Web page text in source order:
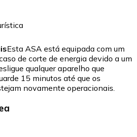
Esta ASA está equipada com um
de corte de energia devido a um
qualquer aparelho que
15 minutos até que os
novamente operacionais.